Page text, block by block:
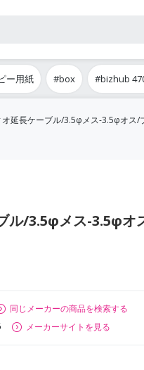
ー用紙 #box #bizhub
オ延長ケーブル/3.5φメス-3.5φオス/
ル/3.5φメス-3.5φオ
同じメーカーの商品を検索する
メーカーサイトを見る